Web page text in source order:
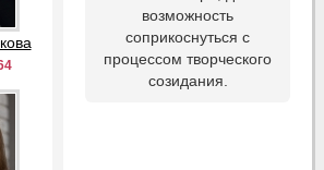
возможность
соприкоснуться с
процессом творческого
созидания.